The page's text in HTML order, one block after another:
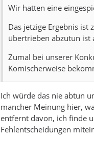
Wir hatten eine
Das jetzige Ergebnis ist
übertrieben abzutun ist
Zumal bei unserer
Komischerweise
Ich würde das nie abtun
mancher Meinung hier,
entfernt davon, ich finde
Fehlentscheidungen